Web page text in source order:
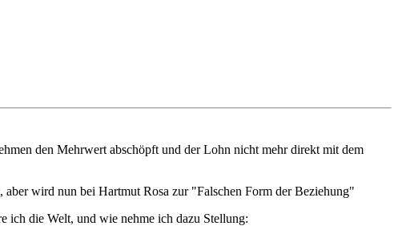
den Mehrwert abschöpft und der Lohn nicht mehr direkt mit dem
wird nun bei Hartmut Rosa zur "Falschen Form der Beziehung"
ich die Welt, und wie nehme ich dazu Stellung: